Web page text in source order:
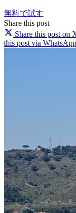
無料で試す
Share this post
Share this post on
this post via WhatsApp